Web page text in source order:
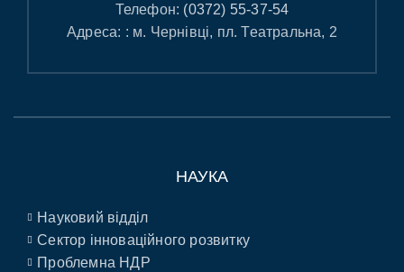
Телефон: (0372) 55-37-54
Адреса: : м. Чернівці, пл. Театральна, 2
НАУКА
Науковий відділ
Сектор інноваційного розвитку
Проблемна НДР